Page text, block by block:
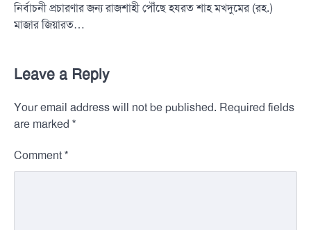
নির্বাচনী প্রচারণার জন্য রাজশাহী পৌঁছে হযরত শাহ মখদুমের (রহ.)
মাজার জিয়ারত…
Leave a Reply
Your email address will not be published. Required fields
are marked *
Comment *